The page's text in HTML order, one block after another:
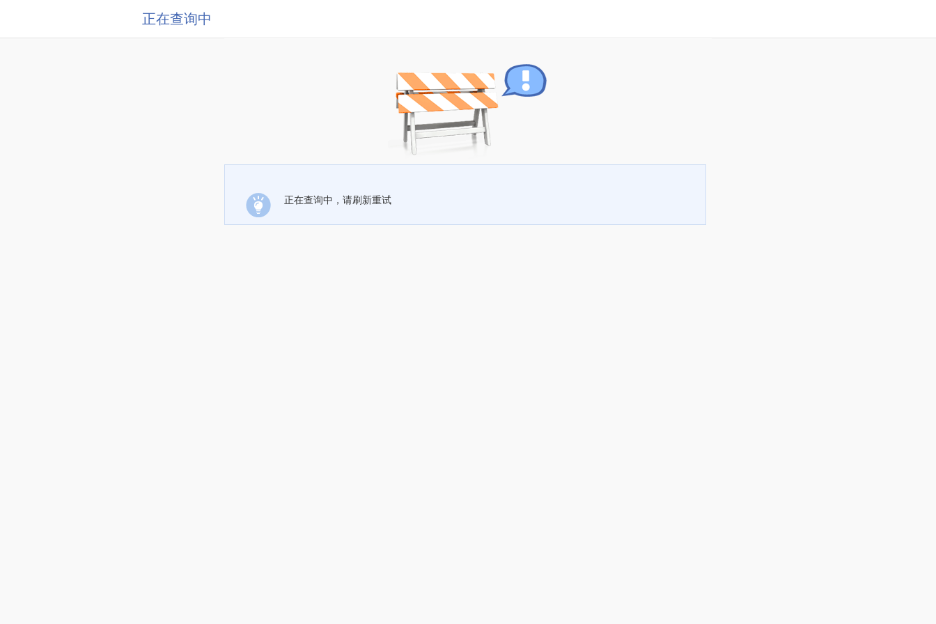
正在查询中
正在查询中，请刷新重试